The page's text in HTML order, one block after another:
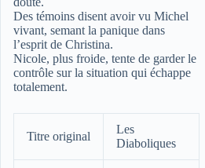
Des témoins disent avoir vu Michel
vivant, semant la panique dans
l’esprit de Christina.
Nicole, plus froide, tente de garder le
contrôle sur la situation qui échappe
totalement.
Titre original
Les
Diaboliques